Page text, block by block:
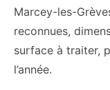
Marcey-les-
reconnues,
surface à traiter,
l’année.